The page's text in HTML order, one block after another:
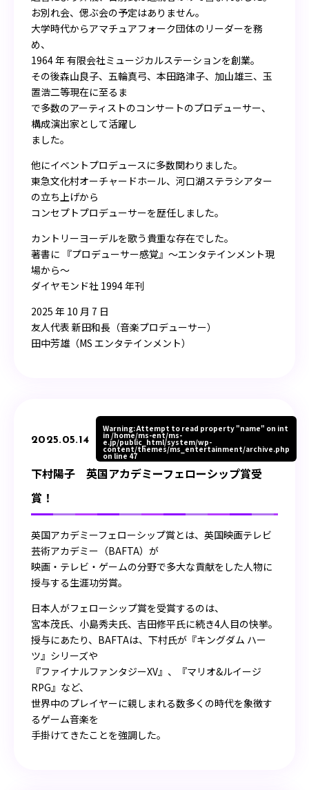
お別れ会、偲ぶ会の予定はありません。
大学時代からアマチュアフォーク団体のリーダーを務
め、
1964 年 有限会社ミュージカルステーションを創業。
その後森山良子、五輪真弓、本田路津子、加山雄三、玉
置浩二等現在に至るま
で多数のアーティストのコンサートのプロデューサー、
構成演出家として活躍し
ました。
他にイベントプロデュースに多数関わりました。
東急文化村オーチャードホール、河口湖ステラシアター
の立ち上げから
コンセプトプロデューサーを歴任しました。
カントリーヨーデルを歌う貴重な存在でした。
著書に 『プロデューサー感覚』〜エンタテインメント現
場から〜
ダイヤモンド社 1994 年刊
2025 年 10 月 7 日
友人代表 新田和長（音楽プロデューサー）
田中芳雄（MS エンタテインメント）
2025.05.14
Warning: Attempt to read property "name" on int
in /home/ms-ent/ms-
e.jp/public_html/system/wp-
content/themes/ms_entertainment/archive.php
on line 47
下村陽子 英国アカデミーフェローシップ賞受
賞！
英国アカデミーフェローシップ賞とは、英国映画テレビ
芸術アカデミー（BAFTA）が
映画・テレビ・ゲームの分野で多大な貢献をした人物に
授与する生涯功労賞。
日本人がフェローシップ賞を受賞するのは、
宮本茂氏、小島秀夫氏、吉田修平氏に続き4人目の快挙。
授与にあたり、BAFTAは、下村氏が『キングダム ハー
ツ』シリーズや
『ファイナルファンタジーXV』、『マリオ&ルイージ
RPG』など、
世界中のプレイヤーに親しまれる数多くの時代を象徴す
るゲーム音楽を
手掛けてきたことを強調した。